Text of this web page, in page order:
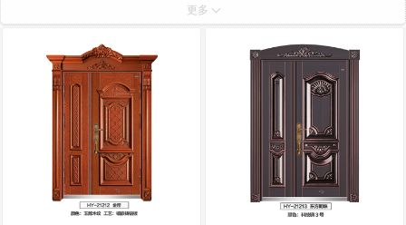
玉雕木纹系列
金丝红木系列
古船木系列
中国红系列
小花型系列
超高花型系列
拼框花件门系列
模压半卡仿铸铝系列
拼框拼接门系列
仿铸铝卡门系列
铝卡门系列
更多